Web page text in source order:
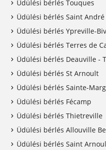
Üdülési bérlés Touques
Üdülési bérlés Saint
Üdülési bérlés Ypreville-
Üdülési bérlés Terres de
Üdülési bérlés Deauville -
Üdülési bérlés St Arnoult
Üdülési bérlés Sainte-
Üdülési bérlés Fécamp
Üdülési bérlés Thietreville
Üdülési bérlés Allouville
Üdülési bérlés Saint